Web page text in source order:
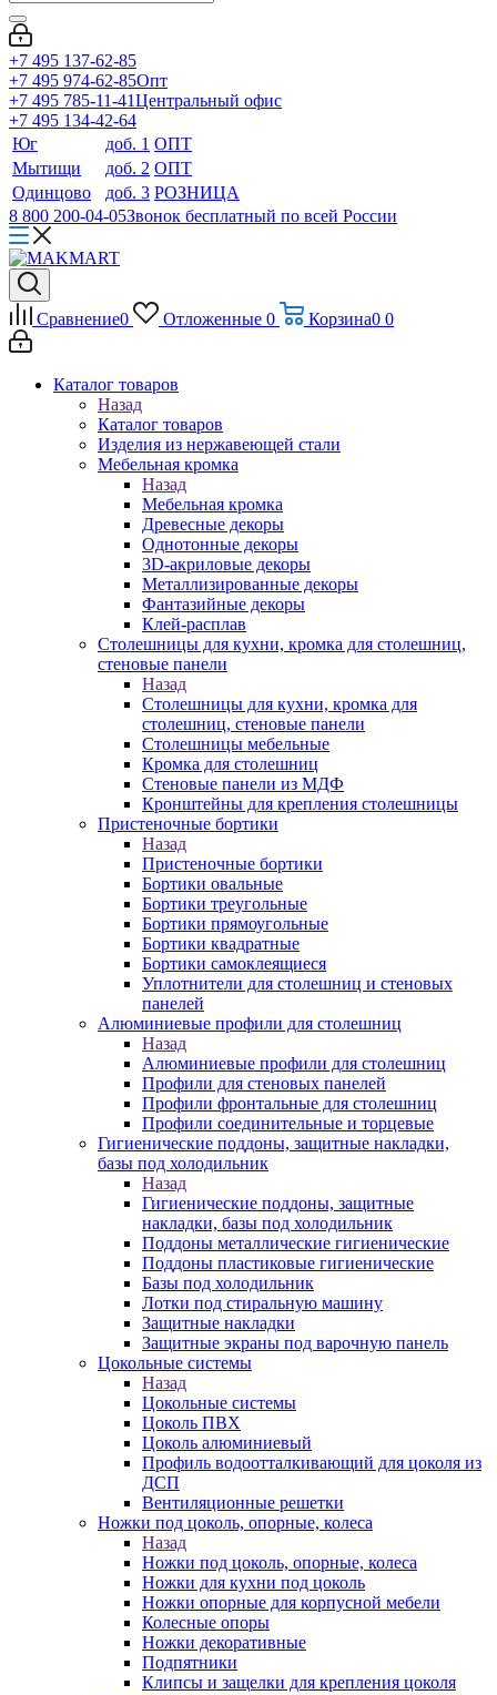
+7 495 137-62-85
+7 495 974-62-85Опт
+7 495 785-11-41Центральный офис
+7 495 134-42-64
Юг
доб. 1 ОПТ
Мытищи
доб. 2 ОПТ
Одинцово
доб. 3 РОЗНИЦА
8 800 200-04-05Звонок бесплатный по всей России
Сравнение0 Отложенные 0 Корзина0 0
Каталог товаров
Назад
Каталог товаров
Изделия из нержавеющей стали
Мебельная кромка
Назад
Мебельная кромка
Древесные декоры
Однотонные декоры
3D-акриловые декоры
Металлизированные декоры
Фантазийные декоры
Клей-расплав
Столешницы для кухни, кромка для столешниц,
стеновые панели
Назад
Столешницы для кухни, кромка для
столешниц, стеновые панели
Столешницы мебельные
Кромка для столешниц
Стеновые панели из МДФ
Кронштейны для крепления столешницы
Пристеночные бортики
Назад
Пристеночные бортики
Бортики овальные
Бортики треугольные
Бортики прямоугольные
Бортики квадратные
Бортики самоклеящиеся
Уплотнители для столешниц и стеновых
панелей
Алюминиевые профили для столешниц
Назад
Алюминиевые профили для столешниц
Профили для стеновых панелей
Профили фронтальные для столешниц
Профили соединительные и торцевые
Гигиенические поддоны, защитные накладки,
базы под холодильник
Назад
Гигиенические поддоны, защитные
накладки, базы под холодильник
Поддоны металлические гигиенические
Поддоны пластиковые гигиенические
Базы под холодильник
Лотки под стиральную машину
Защитные накладки
Защитные экраны под варочную панель
Цокольные системы
Назад
Цокольные системы
Цоколь ПВХ
Цоколь алюминиевый
Профиль водоотталкивающий для цоколя из
ДСП
Вентиляционные решетки
Ножки под цоколь, опорные, колеса
Назад
Ножки под цоколь, опорные, колеса
Ножки для кухни под цоколь
Ножки опорные для корпусной мебели
Колесные опоры
Ножки декоративные
Подпятники
Клипсы и защелки для крепления цоколя